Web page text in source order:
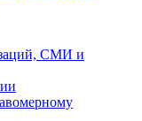
СМИ и